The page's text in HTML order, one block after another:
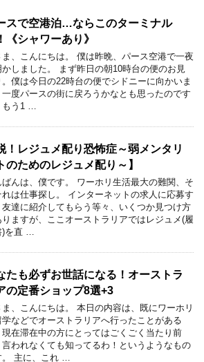
スで空港泊…ならこのターミナル
《シャワーあり》
ま、こんにちは。 僕は昨晩、パース空港で一夜
かしました。 まず昨日の朝10時台の便のお見
。僕は今日の22時台の便でシドニーに向かいま
一度パースの街に戻ろうかなとも思ったのです
もう1 …
！レジュメ配り恐怖症～弱メンタリ
のためのレジュメ配り～】
ばんは、僕です。 ワーホリ生活最大の難関、そ
れは仕事探し。 インターネットの求人に応募す
友達に紹介してもらう等々、いくつか見つけ方
りますが、ここオーストラリアではレジュメ(履
)を直 …
たも必ずお世話になる！オーストラ
の定番ショップ8選+3
ま、こんにちは。 本日の内容は、既にワーホリ
学などでオーストラリアへ行ったことがある
現在滞在中の方にとってはごくごく当たり前
言われなくても知ってるわ！というようなもの
。 主に、これ …